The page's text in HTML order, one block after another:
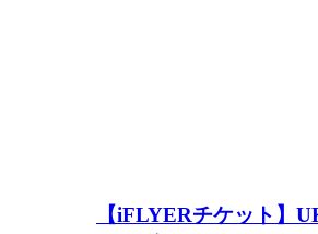
【iFLYERチケット】